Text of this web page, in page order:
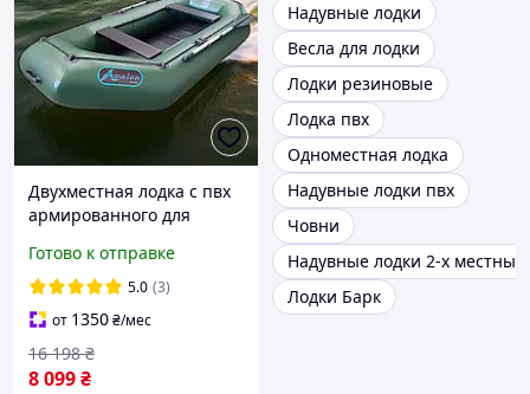
Двухместная лодка с пвх
армированного для
надувная двухместная
гребная лодка |ЭТО
НУЖНО
Готово к отправке
5.0 (3)
от 1350₴/мес
8 099₴
16 198 ₴
Надувные лодки
Весла для лодки
Лодки резиновые
Лодка пвх
Одноместная лодка
Надувные лодки пвх
Човни
Надувные лодки 2-х местные
Лодки Барк